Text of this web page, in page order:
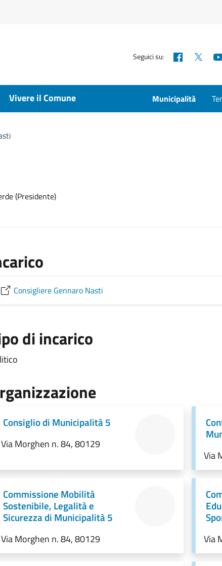
Seguici su: Facebook
Vivere il Comune Municipalità
(Presidente)
Consigliere Gennaro Nasti
di incarico
Consiglio di Municipalità 5
Via Morghen n. 84, 80129
Via
Commissione Mobilità
Sostenibile, Legalità e
Sicurezza di Municipalità 5
Via Morghen n. 84, 80129 Via